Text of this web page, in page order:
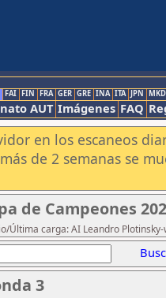
FAI FIN FRA GER GRE INA ITA JPN MKD
AUT Imágenes FAQ
en los escaneos
de 2 semanas se
de Campeones
Última carga: AI Leandro
3